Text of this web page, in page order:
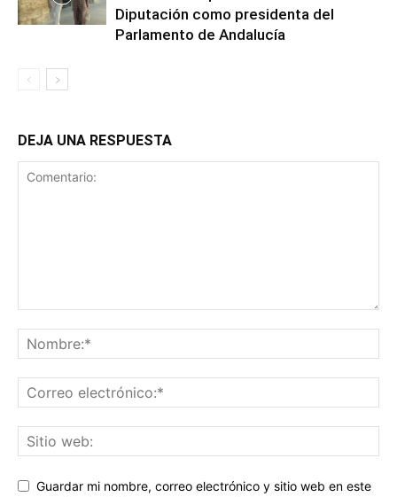
Diputación como presidenta del
Parlamento de Andalucía
DEJA UNA RESPUESTA
Guardar mi nombre, correo electrónico y sitio web en este